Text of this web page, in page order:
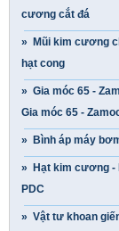
cương cắt đá
» Mũi kim cương
hạt cong
» Gia móc 65 -
Gia móc 65 -
» Bình áp máy
» Hạt kim cương -
PDC
» Vật tư khoan